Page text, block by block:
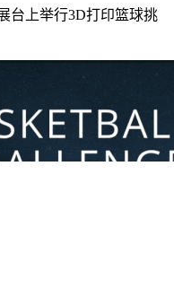
台上举行3D打印篮球挑